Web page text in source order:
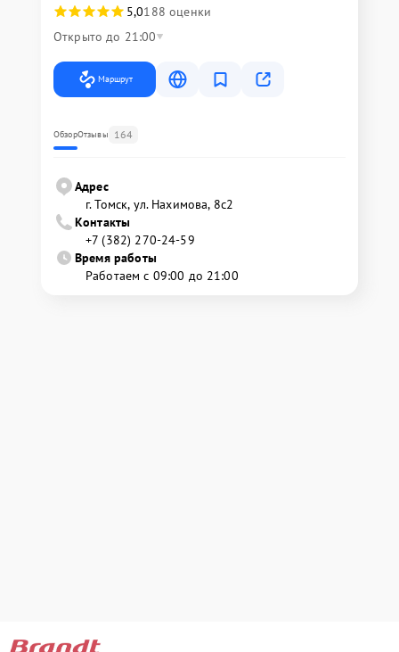
5,0188 оценки
Открыто до 21:00
Маршрут
ОбзорОтзывы 164
Адрес
г. Томск, ул. Нахимова, 8с2
Контакты
+7 (382) 270-24-59
Время работы
Работаем с 09:00 до 21:00